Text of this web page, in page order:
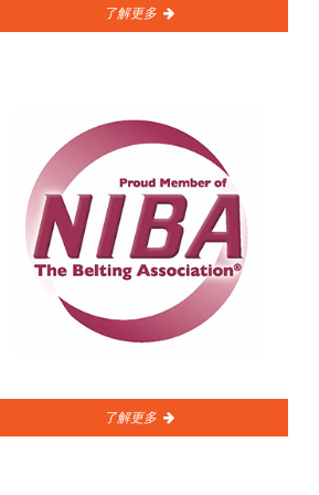
了解更多
了解更多